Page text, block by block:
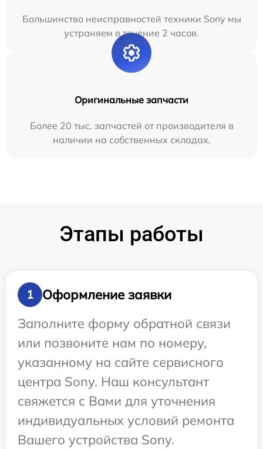
Большинство неисправностей техники Sony мы
устраняем в течение 2 часов.
Оригинальные запчасти
Более 20 тыс. запчастей от производителя в
наличии на собственных складах.
Этапы работы
1
Оформление заявки
Заполните форму обратной связи
или позвоните нам по номеру,
указанному на сайте сервисного
центра Sony. Наш консультант
свяжется с Вами для уточнения
индивидуальных условий ремонта
Вашего устройства Sony.